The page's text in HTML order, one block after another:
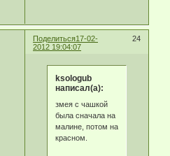
Поделиться 24
17-02-
2012 19:04:07
ksologub
написал(а):
змея с чашкой
была сначала на
малине, потом на
красном.